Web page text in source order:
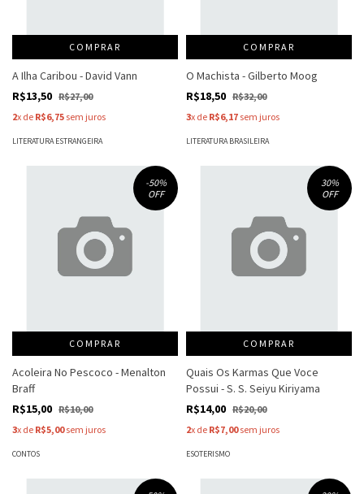
COMPRAR
A Ilha Caribou - David Vann
R$13,50 R$27,00
2x de R$6,75 sem juros
LITERATURA ESTRANGEIRA
COMPRAR
O Machista - Gilberto Moog
R$18,50 R$32,00
3x de R$6,17 sem juros
LITERATURA BRASILEIRA
-50%
OFF
COMPRAR
Acoleira No Pescoco - Menalton
Braff
R$15,00 R$10,00
3x de R$5,00sem juros
CONTOS
30%
OFF
COMPRAR
Quais Os Karmas Que Voce
Possui - S. S. Seiyu Kiriyama
R$14,00 R$20,00
2x de R$7,00sem juros
ESOTERISMO